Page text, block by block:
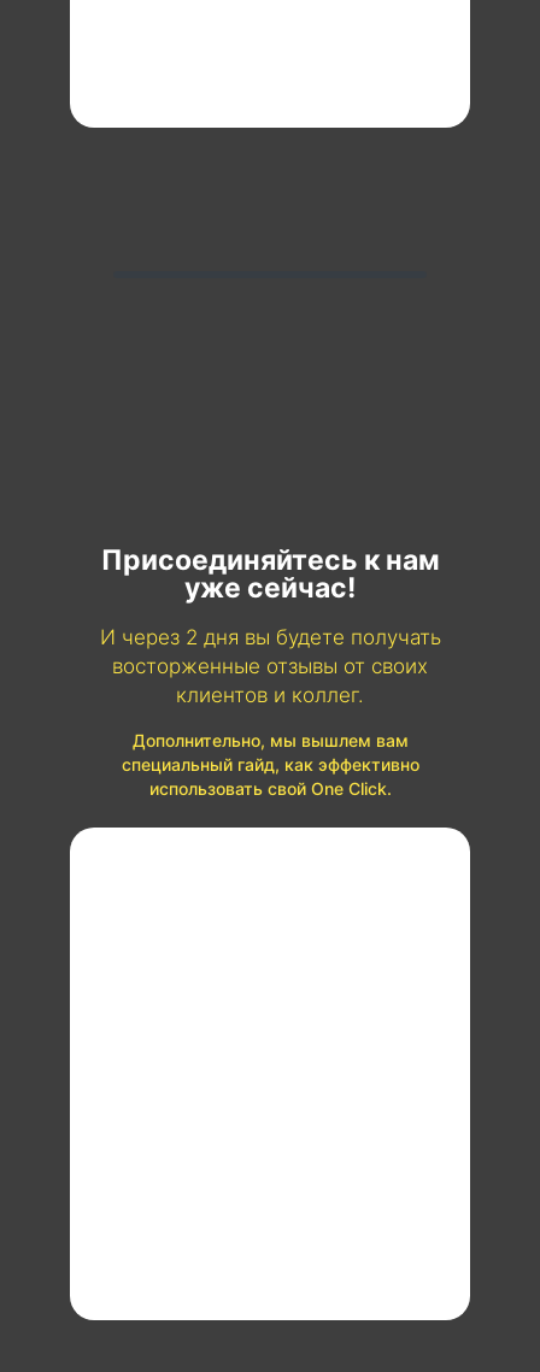
Присоединяйтесь к нам
уже сейчас!
И через 2 дня вы будете получать
восторженные отзывы от своих
клиентов и коллег.
Дополнительно, мы вышлем вам
специальный гайд, как эффективно
использовать свой One Click.